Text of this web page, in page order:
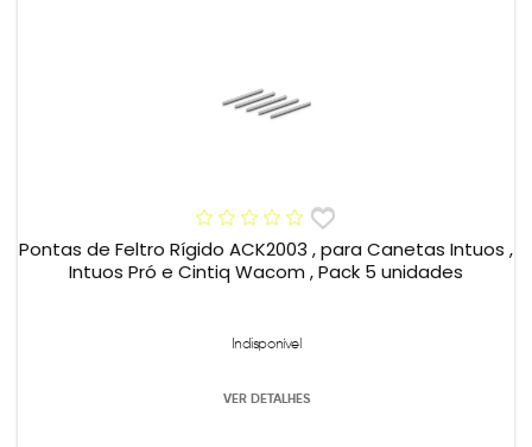
Pontas de Feltro Rígido ACK2003 , para Canetas Intuos ,
Intuos Pró e Cintiq Wacom , Pack 5 unidades
Indisponível
VER DETALHES